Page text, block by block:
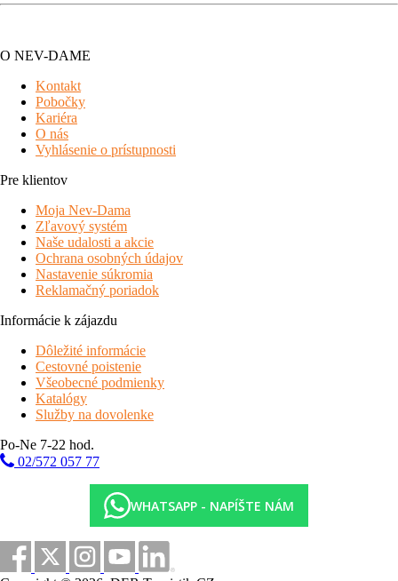
O NEV-DAME
Kontakt
Pobočky
Kariéra
O nás
Vyhlásenie o prístupnosti
Pre klientov
Moja Nev-Dama
Zľavový systém
Naše udalosti a akcie
Ochrana osobných údajov
Nastavenie súkromia
Reklamačný poriadok
Informácie k zájazdu
Dôležité informácie
Cestovné poistenie
Všeobecné podmienky
Katalógy
Služby na dovolenke
Po-Ne 7-22 hod.
02/572 057 77
WHATSAPP - NAPÍŠTE NÁM